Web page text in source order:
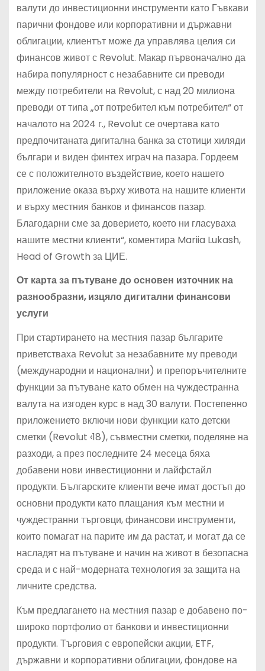
валути до инвестиционни инструменти като Гъвкави
парични фондове или корпоративни и държавни
облигации, клиентът може да управлява целия си
финансов живот с Revolut. Макар първоначално да
набира популярност с незабавните си преводи
между потребители на Revolut, с над 20 милиона
преводи от типа „от потребител към потребител“ от
началото на 2024 г., Revolut се очертава като
предпочитаната дигитална банка за стотици хиляди
българи и виден финтех играч на пазара. Гордеем
се с положителното въздействие, което нашето
приложение оказа върху живота на нашите клиенти
и върху местния банков и финансов пазар.
Благодарни сме за доверието, което ни гласуваха
нашите местни клиенти“, коментира Mariia Lukash,
Head of Growth за ЦИЕ.
От карта за пътуване до основен източник на
разнообразни, изцяло дигитални финансови
услуги
При стартирането на местния пазар българите
приветстваха Revolut за незабавните му преводи
(международни и национални) и препоръчителните
функции за пътуване като обмен на чуждестранна
валута на изгоден курс в над 30 валути. Постепенно
приложението включи нови функции като детски
сметки (Revolut ‹18), съвместни сметки, поделяне на
разходи, а през последните 24 месеца бяха
добавени нови инвестиционни и лайфстайл
продукти. Българските клиенти вече имат достъп до
основни продукти като плащания към местни и
чуждестранни търговци, финансови инструменти,
които помагат на парите им да растат, и могат да се
насладят на пътуване и начин на живот в безопасна
среда и с най-модерната технология за защита на
личните средства.
Към предлагането на местния пазар е добавено по-
широко портфолио от банкови и инвестиционни
продукти. Търговия с европейски акции, ETF,
държавни и корпоративни облигации, фондове на